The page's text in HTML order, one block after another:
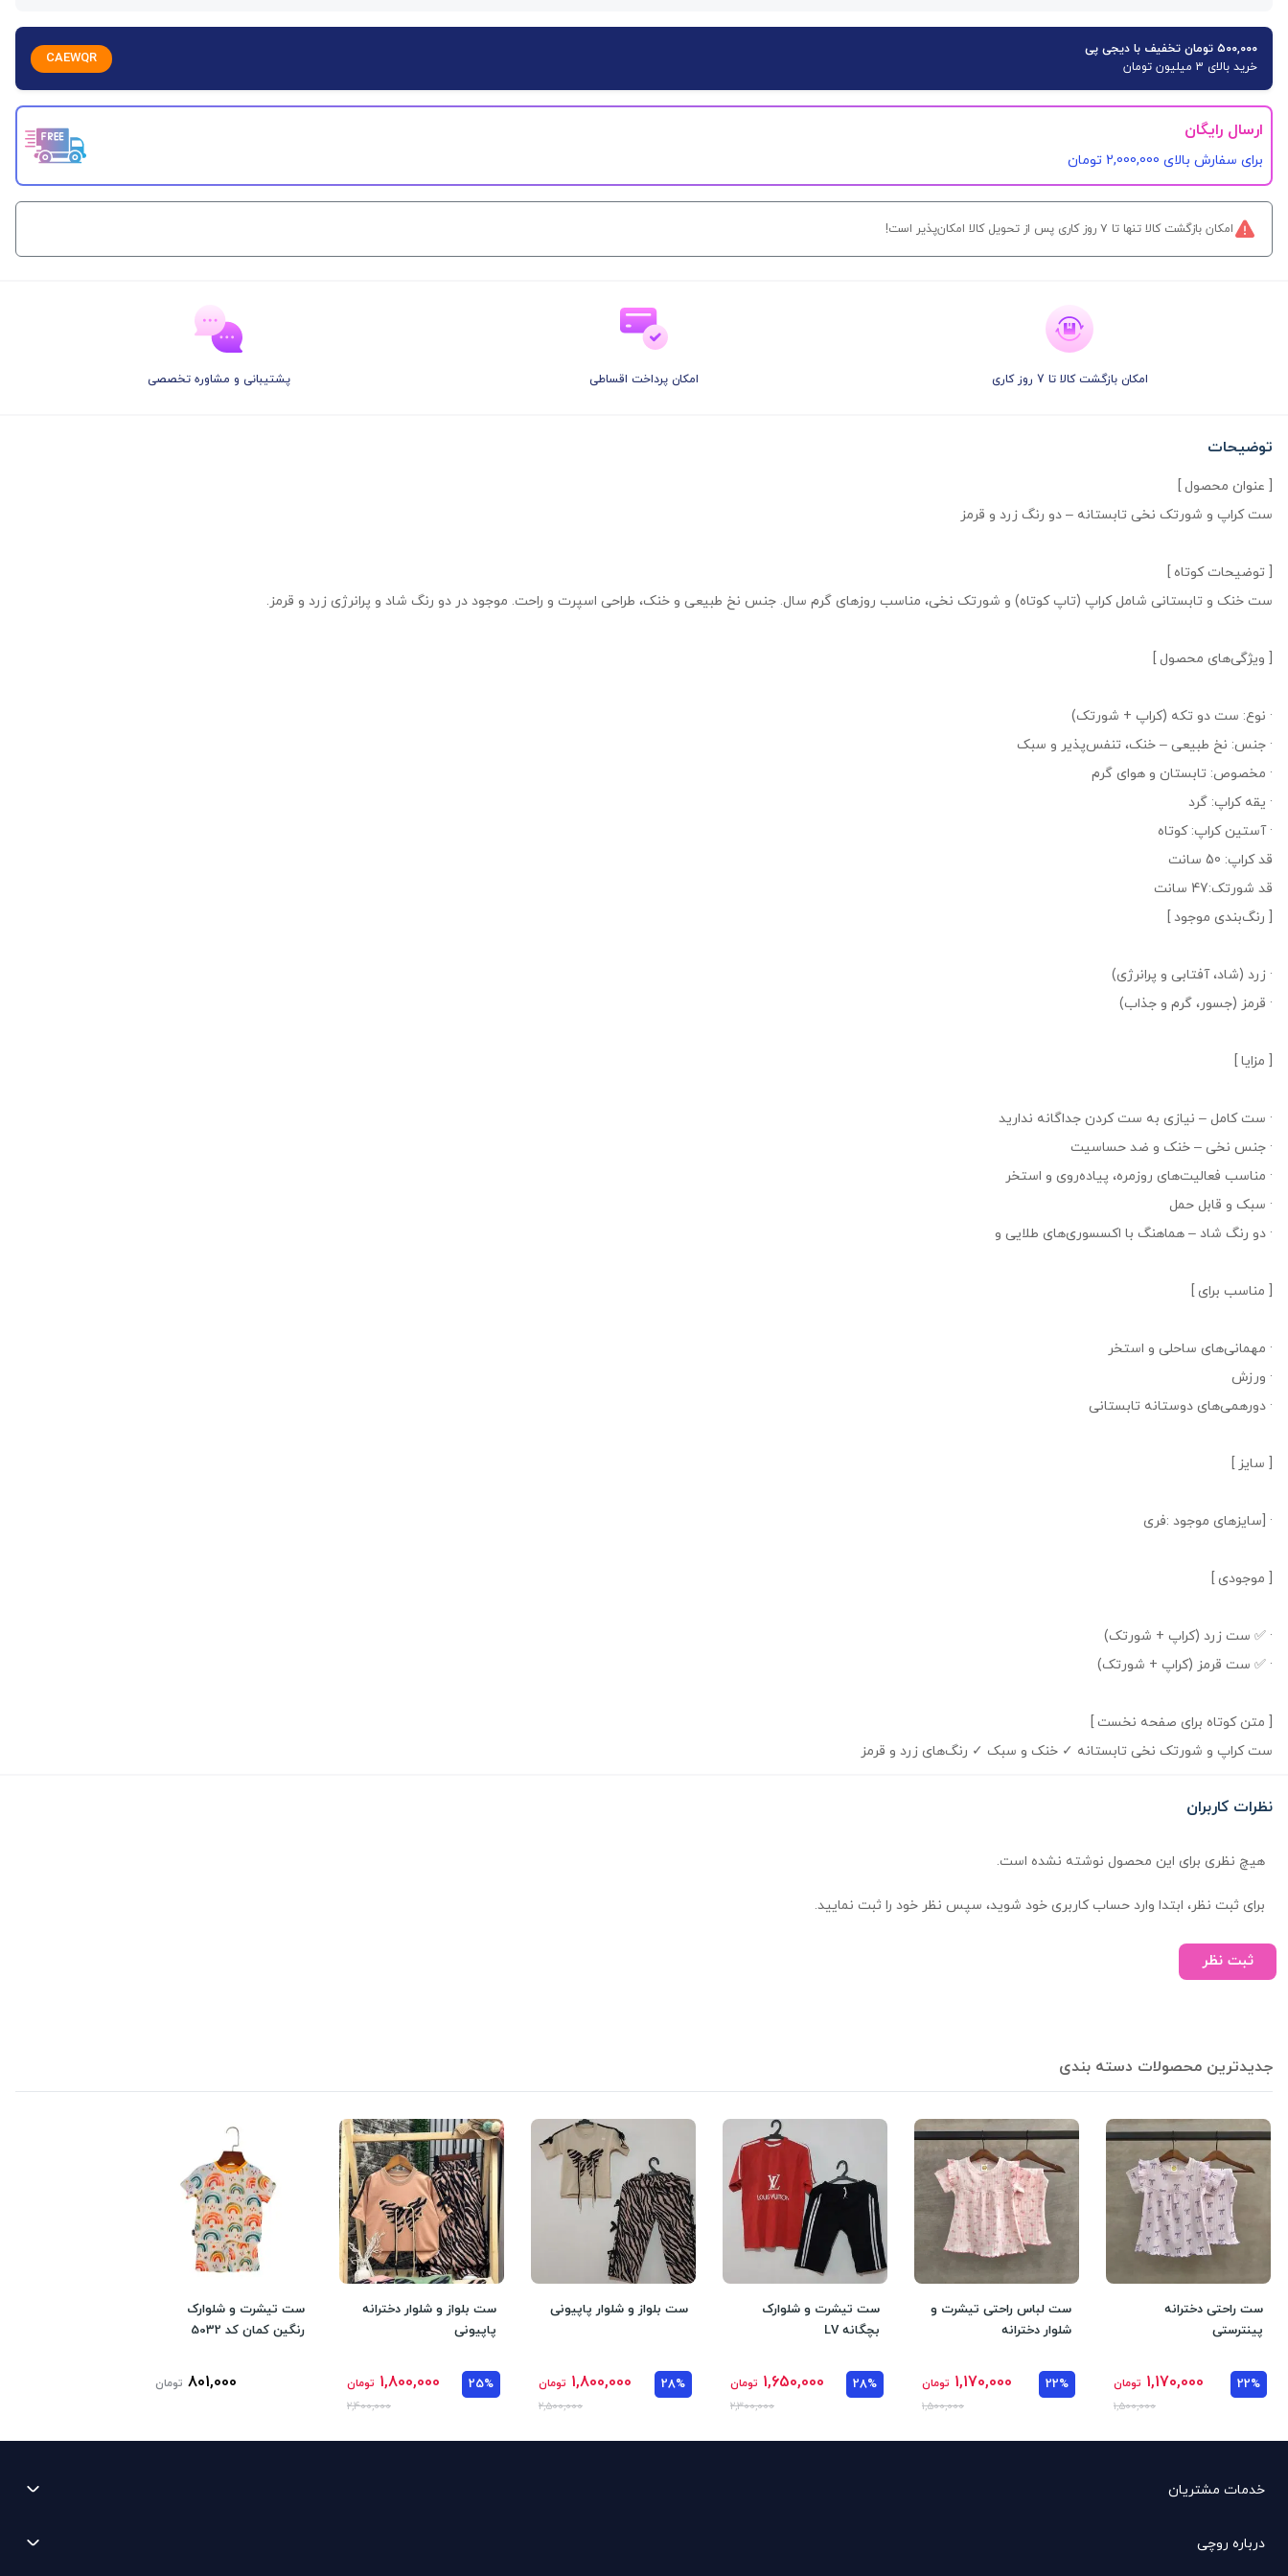
۵۰۰,۰۰۰ تومان تخفیف با دیجی پی
خرید بالای 3 میلیون تومان
CAEWQR
ارسال رایگان
برای سفارش‌ بالای 2,000,000 تومان
امکان بازگشت کالا تنها تا ۷ روز کاری پس از تحویل کالا امکان‌پذیر است!
امکان بازگشت کالا تا 7 روز کاری امکان پرداخت اقساطی پشتیبانی و مشاوره تخصصی
توضیحات
[ عنوان محصول ]
ست کراپ و شورتک نخی تابستانه – دو رنگ زرد و قرمز
[ توضیحات کوتاه ]
ست خنک و تابستانی شامل کراپ (تاپ کوتاه) و شورتک نخی، مناسب روزهای گرم سال. جنس نخ طبیعی و خنک، طراحی اسپرت و راحت. موجود در دو رنگ شاد و پرانرژی زرد و قرمز.
[ ویژگی‌های محصول ]
· نوع: ست دو تکه (کراپ + شورتک)
· جنس: نخ طبیعی – خنک، تنفس‌پذیر و سبک
· مخصوص: تابستان و هوای گرم
· یقه کراپ: گرد
· آستین کراپ: کوتاه
قد کراپ: 50 سانت
قد شورتک:47 سانت
[ رنگ‌بندی موجود ]
· زرد (شاد، آفتابی و پرانرژی)
· قرمز (جسور، گرم و جذاب)
[ مزایا ]
· ست کامل – نیازی به ست کردن جداگانه ندارید
· جنس نخی – خنک و ضد حساسیت
· مناسب فعالیت‌های روزمره، پیاده‌روی و استخر
· سبک و قابل حمل
· دو رنگ شاد – هماهنگ با اکسسوری‌های طلایی و
[ مناسب برای ]
· مهمانی‌های ساحلی و استخر
· ورزش
· دورهمی‌های دوستانه تابستانی
[ سایز ]
· [سایزهای موجود :فری
[ موجودی ]
· ✅ ست زرد (کراپ + شورتک)
· ✅ ست قرمز (کراپ + شورتک)
[ متن کوتاه برای صفحه نخست ]
ست کراپ و شورتک نخی تابستانه ✓ خنک و سبک ✓ رنگ‌های زرد و قرمز
نظرات کاربران
هیچ نظری برای این محصول نوشته نشده است.
برای ثبت نظر، ابتدا وارد حساب کاربری خود شوید، سپس نظر خود را ثبت نمایید.
ثبت نظر
جدیدترین محصولات دسته بندی
ست راحتی دخترانه
پینترستی
22%
1,170,000 تومان
1,500,000
ست لباس راحتی تیشرت و
شلوار دخترانه
22%
1,170,000 تومان
1,500,000
ست تیشرت و شلوارک
بچگانه LV
28%
1,650,000 تومان
2,300,000
ست بلواز و شلوار پاپیونی
28%
1,800,000 تومان
2,500,000
ست بلواز و شلوار دخترانه
پاپیونی
25%
1,800,000 تومان
2,400,000
ست تیشرت و شلوارک
رنگین کمان کد 5032
801,000 تومان
خدمات مشتریان
درباره روچی